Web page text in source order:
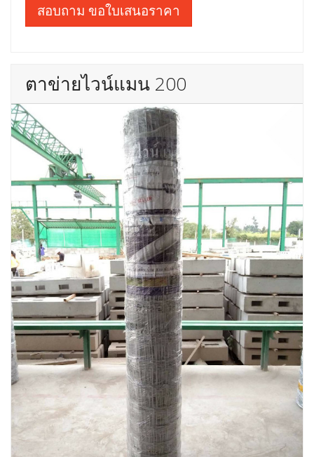
สอบถาม ขอใบเสนอราคา
ตาข่ายไวน์แมน 200